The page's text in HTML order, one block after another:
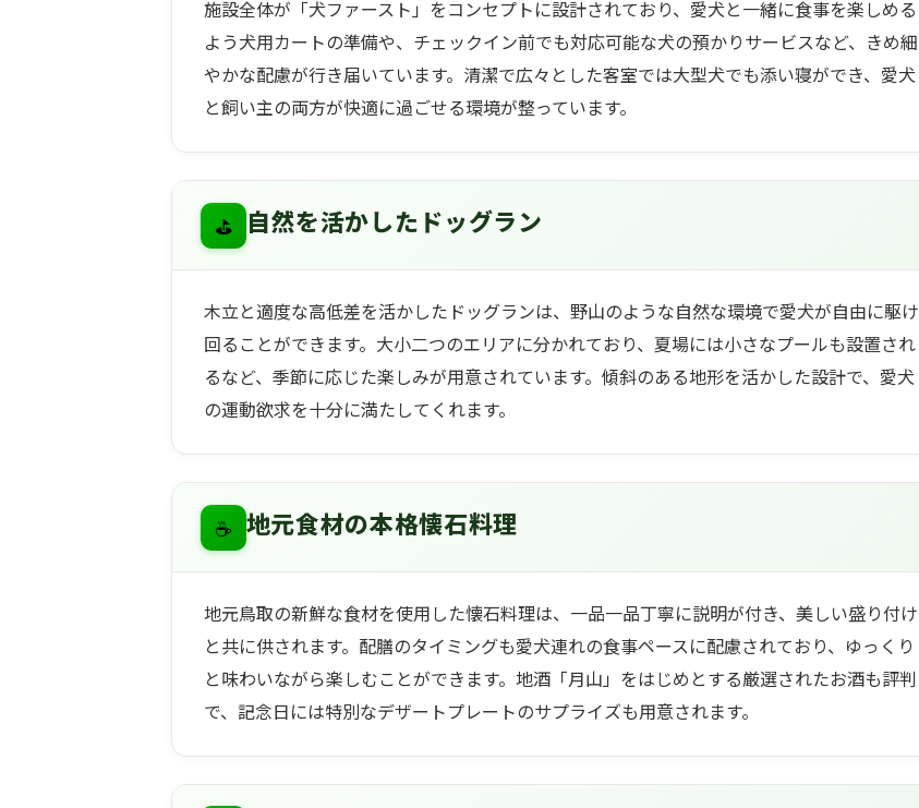
施設全体が「犬ファースト」をコンセプトに設計されており、愛犬と一緒に食事を楽しめる
よう犬用カートの準備や、チェックイン前でも対応可能な犬の預かりサービスなど、きめ細
やかな配慮が行き届いています。清潔で広々とした客室では大型犬でも添い寝ができ、愛犬
と飼い主の両方が快適に過ごせる環境が整っています。
⛳ 自然を活かしたドッグラン
木立と適度な高低差を活かしたドッグランは、野山のような自然な環境で愛犬が自由に駆け
回ることができます。大小二つのエリアに分かれており、夏場には小さなプールも設置され
るなど、季節に応じた楽しみが用意されています。傾斜のある地形を活かした設計で、愛犬
の運動欲求を十分に満たしてくれます。
☕ 地元食材の本格懐石料理
地元鳥取の新鮮な食材を使用した懐石料理は、一品一品丁寧に説明が付き、美しい盛り付け
と共に供されます。配膳のタイミングも愛犬連れの食事ペースに配慮されており、ゆっくり
と味わいながら楽しむことができます。地酒「月山」をはじめとする厳選されたお酒も評判
で、記念日には特別なデザートプレートのサプライズも用意されます。